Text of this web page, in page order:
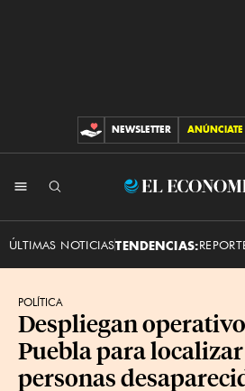
CONTRIBUCIONES
NEWSLETTER ANÚNCIATE
El
ÚLTIMAS NOTICIASTENDENCIAS:
POLÍTICA
Despliegan
Puebla para localizar
personas